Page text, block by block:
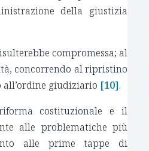
della giustizia
compromessa; al
concorrendo al ripristino
giudiziario [10].
costituzionale e il
alle problematiche più
alle prime tappe di